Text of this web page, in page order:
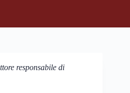
responsabile di